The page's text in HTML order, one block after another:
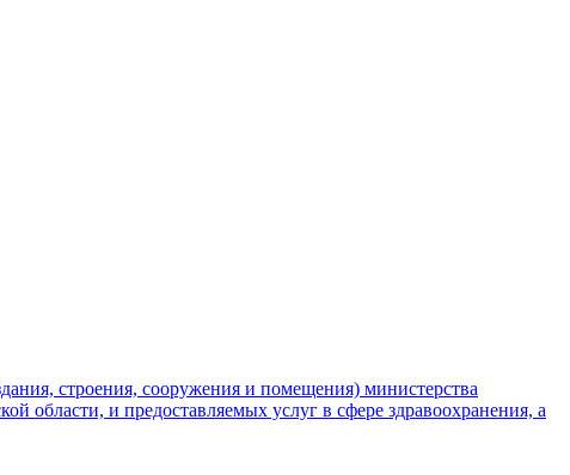
строения, сооружения и помещения) министерства
области, и предоставляемых услуг в сфере здравоохранения, а